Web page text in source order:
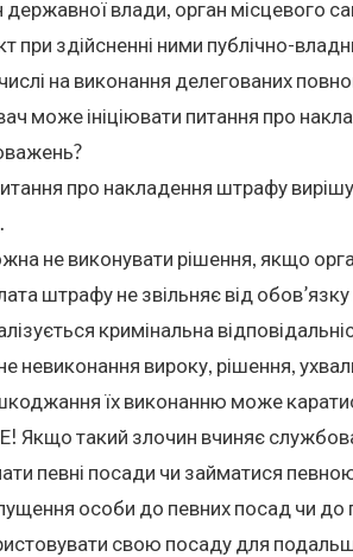
державної влади, орган місцевого
при здійсненні ними публічно-
на виконання делегованих
може ініціювати питання про
про накладення штрафу
не виконувати рішення, якщо
штрафу не звільняє від
кримінальна
невиконання вироку, рішення,
їх виконанню може
Якщо такий злочин вчиняє
певні посади чи займатися
особи до певних посад чи до
свою посаду для